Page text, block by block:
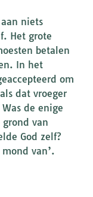
niets
Het grote
betalen
In het
om
dat vroeger
de enige
van
God zelf?
van’.